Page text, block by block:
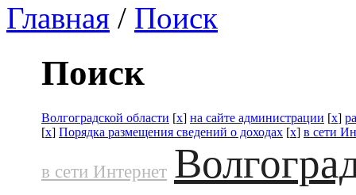
Главная / Поиск
Поиск
Волгоградской области [x] на сайте администрации [x]
[x] Порядка размещения сведений о доходах [x] в сети
в сети Интернет